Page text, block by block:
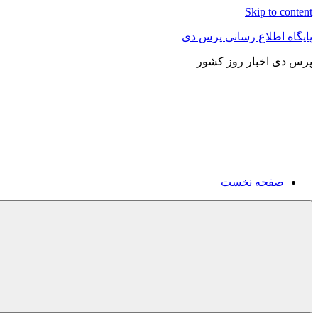
Skip to content
پایگاه اطلاع رسانی پرس دی
پرس دی اخبار روز کشور
صفحه نخست